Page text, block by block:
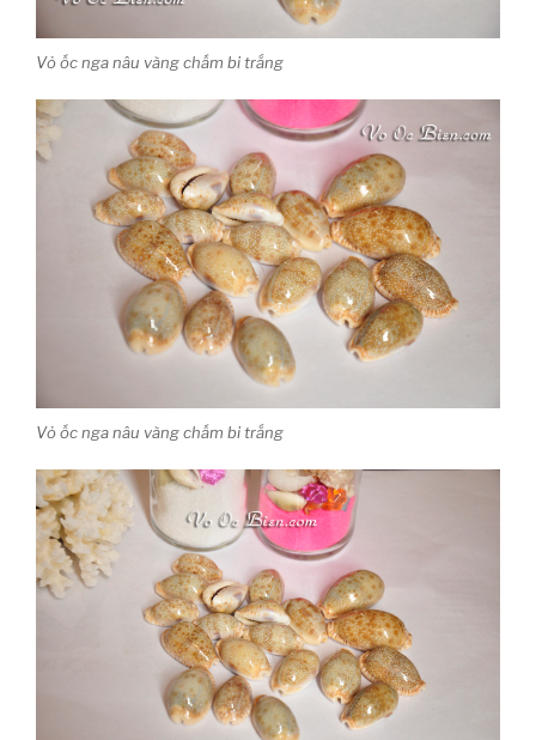
Vỏ ốc nga nâu vàng chấm bi trắng
Vỏ ốc nga nâu vàng chấm bi trắng